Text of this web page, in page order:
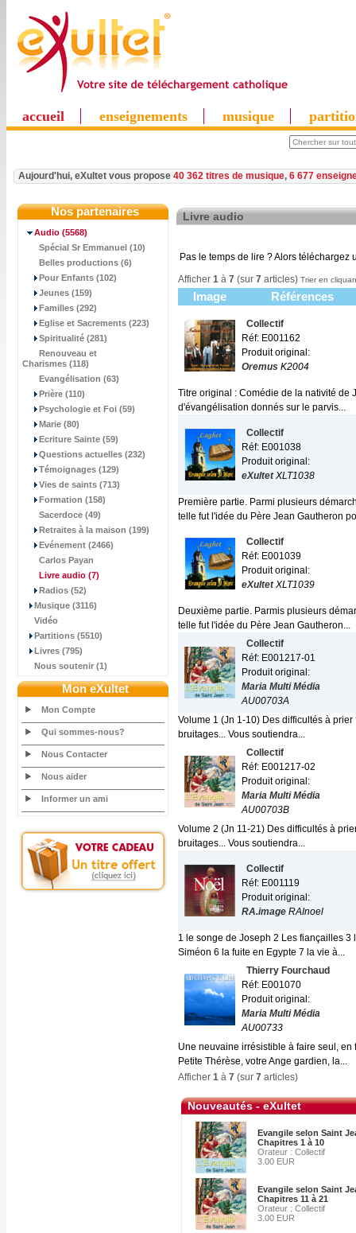
accueil enseignements musique
Aujourd'hui, eXultet vous propose 40 362 titres de musique, 6 677
Nos partenaires
Audio (5568)
Spécial Sr Emmanuel (10)
Belles productions (6)
Pour Enfants (102)
Jeunes (159)
Familles (292)
Eglise et Sacrements (223)
Spiritualité (281)
Renouveau et
Charismes (118)
Evangélisation (63)
Prière (110)
Psychologie et Foi (59)
Marie (80)
Ecriture Sainte (59)
Questions actuelles (232)
Témoignages (129)
Vies de saints (713)
Formation (158)
Sacerdoce (49)
Retraites à la maison (199)
Evénement (2466)
Carlos Payan
Livre audio (7)
Radios (52)
Musique (3116)
Vidéo
Partitions (5510)
Livres (795)
Nous soutenir (1)
Mon eXultet
Mon Compte
Qui sommes-nous?
Nous Contacter
Nous aider
Informer un ami
Livre audio
Pas le temps de lire ? Alors téléchargez
Afficher 1 à 7 (sur 7 articles) Trier en
Image Références
Collectif
Réf: E001162
Produit original:
Oremus K2004
Titre original : Comédie de la nativité de
d'évangélisation donnés sur le parvis...
Collectif
Réf: E001038
Produit original:
eXultetXLT1038
Première partie. Parmi plusieurs
telle fut l'idée du Père Jean Gautheron
Collectif
Réf: E001039
Produit original:
eXultetXLT1039
Deuxième partie. Parmis plusieurs
telle fut l'idée du Père Jean Gautheron...
Collectif
Réf: E001217-01
Produit original:
Maria Multi Média
AU00703A
Volume 1 (Jn 1-10) Des difficultés à
bruitages... Vous soutiendra...
Collectif
Réf: E001217-02
Produit original:
Maria Multi Média
AU00703B
Volume 2 (Jn 11-21) Des difficultés à
bruitages... Vous soutiendra...
Collectif
Réf: E001119
Produit original:
RA.image RAInoel
1 le songe de Joseph 2 Les fiançailles
Siméon 6 la fuite en Egypte 7 la vie à...
Thierry Fourchaud
Réf: E001070
Produit original:
Maria Multi Média
AU00733
Une neuvaine irrésistible à faire seul,
Petite Thérèse, votre Ange gardien, la...
Afficher 1 à 7 (sur 7 articles)
Nouveautés - eXultet
Evangile selon Saint
Chapitres 1 à 10
Orateur : Collectif
3.00 EUR
Evangile selon Saint
Chapitres 11 à 21
Orateur : Collectif
3.00 EUR